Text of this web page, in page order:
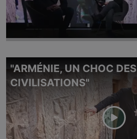
"ARMÉNIE, UN CHOC DES
CIVILISATIONS"